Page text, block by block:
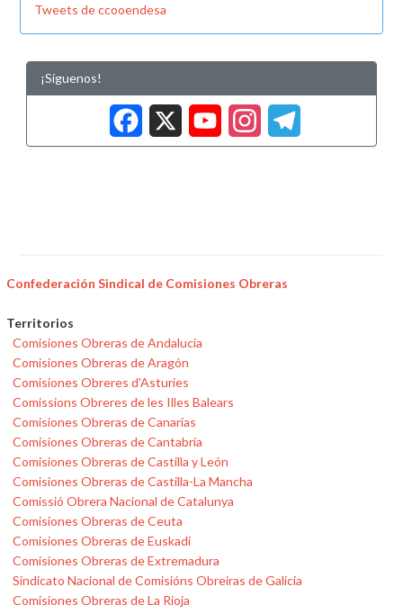
Tweets de ccooendesa
¡Síguenos!
Facebook
X
Confederación Sindical de Comisiones Obreras
Territorios
Comisiones Obreras de Andalucía
Comisiones Obreras de Aragón
Comisiones Obreres d'Asturies
Comissions Obreres de les Illes Balears
Comisiones Obreras de Canarias
Comisiones Obreras de Cantabria
Comisiones Obreras de Castilla y León
Comisiones Obreras de Castilla-La Mancha
Comissió Obrera Nacional de Catalunya
Comisiones Obreras de Ceuta
Comisiones Obreras de Euskadi
Comisiones Obreras de Extremadura
Sindicato Nacional de Comisións Obreiras de Galicia
Comisiones Obreras de La Rioja